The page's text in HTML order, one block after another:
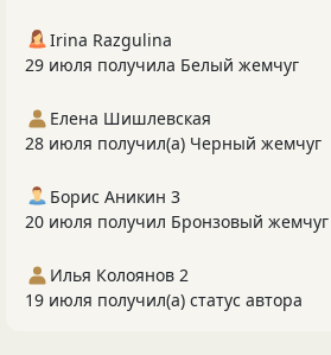
Irina Razgulina
29 июля получила Белый жемчуг
Елена Шишлевская
28 июля получил(а) Черный жемчуг
Борис Аникин 3
20 июля получил Бронзовый жемчуг
Илья Колоянов 2
19 июля получил(а) статус автора